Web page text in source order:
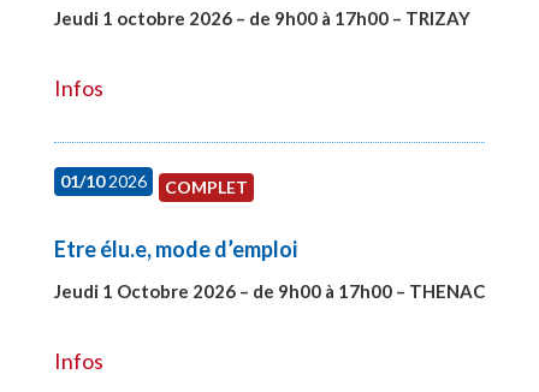
Jeudi 1 octobre 2026 – de 9h00 à 17h00 – TRIZAY
Infos
01/102026 COMPLET
Etre élu.e, mode d’emploi
Jeudi 1 Octobre 2026 – de 9h00 à 17h00 – THENAC
Infos